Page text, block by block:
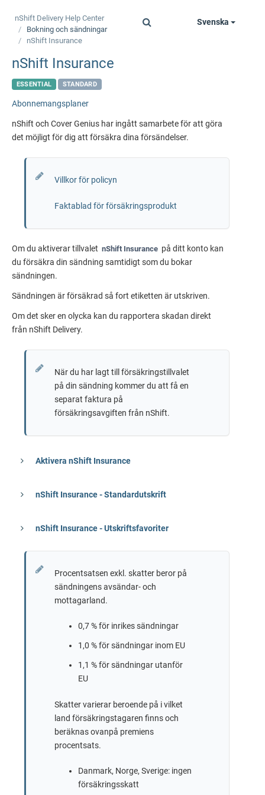
Svenska
nShift Delivery Help Center
Bokning och sändningar
nShift Insurance
nShift Insurance
ESSENTIAL STANDARD
Abonnemangsplaner
nShift och Cover Genius har ingått samarbete för att göra
det möjligt för dig att försäkra dina försändelser.
Villkor för policyn
Faktablad för försäkringsprodukt
Om du aktiverar tillvalet nShift Insurance på ditt konto kan
du försäkra din sändning samtidigt som du bokar
sändningen.
Sändningen är försäkrad så fort etiketten är utskriven.
Om det sker en olycka kan du rapportera skadan direkt
från nShift Delivery.
När du har lagt till försäkringstillvalet
på din sändning kommer du att få en
separat faktura på
försäkringsavgiften från nShift.
Aktivera nShift Insurance
nShift Insurance - Standardutskrift
nShift Insurance - Utskriftsfavoriter
Procentsatsen exkl. skatter beror på
sändningens avsändar- och
mottagarland.
0,7 % för inrikes sändningar
1,0 % för sändningar inom EU
1,1 % för sändningar utanför
EU
Skatter varierar beroende på i vilket
land försäkringstagaren finns och
beräknas ovanpå premiens
procentsats.
Danmark, Norge, Sverige: ingen
försäkringsskatt